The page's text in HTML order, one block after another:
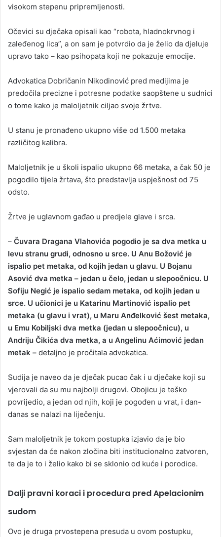
visokom stepenu pripremljenosti.
Očevici su dječaka opisali kao “robota, hladnokrvnog i
zaleđenog lica”, a on sam je potvrdio da je želio da djeluje
upravo tako – kao psihopata koji ne pokazuje emocije.
Advokatica Dobričanin Nikodinović pred medijima je
predočila precizne i potresne podatke saopštene u sudnici
o tome kako je maloljetnik ciljao svoje žrtve.
U stanu je pronađeno ukupno više od 1.500 metaka
različitog kalibra.
Maloljetnik je u školi ispalio ukupno 66 metaka, a čak 50 je
pogodilo tijela žrtava, što predstavlja uspješnost od 75
odsto.
Žrtve je uglavnom gađao u predjele glave i srca.
– Čuvara Dragana Vlahovića pogodio je sa dva metka u
levu stranu grudi, odnosno u srce. U Anu Božović je
ispalio pet metaka, od kojih jedan u glavu. U Bojanu
Asović dva metka – jedan u čelo, jedan u slepoočnicu. U
Sofiju Negić je ispalio sedam metaka, od kojih jedan u
srce. U učionici je u Katarinu Martinović ispalio pet
metaka (u glavu i vrat), u Maru Anđelković šest metaka,
u Emu Kobiljski dva metka (jedan u slepoočnicu), u
Andriju Čikića dva metka, a u Angelinu Aćimović jedan
metak – detaljno je pročitala advokatica.
Sudija je naveo da je dječak pucao čak i u dječake koji su
vjerovali da su mu najbolji drugovi. Obojicu je teško
povrijedio, a jedan od njih, koji je pogođen u vrat, i dan-
danas se nalazi na liječenju.
Sam maloljetnik je tokom postupka izjavio da je bio
svjestan da će nakon zločina biti institucionalno zatvoren,
te da je to i želio kako bi se sklonio od kuće i porodice.
Dalji pravni koraci i procedura pred Apelacionim
sudom
Ovo je druga prvostepena presuda u ovom postupku,